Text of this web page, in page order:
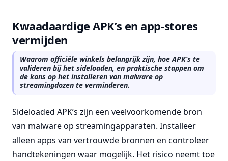
Kwaadaardige APK’s en app-stores
vermijden
Waarom officiële winkels belangrijk zijn, hoe APK’s te
valideren bij het sideloaden, en praktische stappen om
de kans op het installeren van malware op
streamingdozen te verminderen.
Sideloaded APK’s zijn een veelvoorkomende bron
van malware op streamingapparaten. Installeer
alleen apps van vertrouwde bronnen en controleer
handtekeningen waar mogelijk. Het risico neemt toe